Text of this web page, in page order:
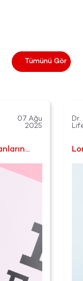
Tümünü Gör
07 Ağu
2025